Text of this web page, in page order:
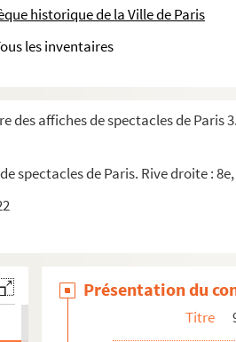
historique de la Ville de Paris
les inventaires
des affiches de spectacles de Paris
spectacles de Paris. Rive droite :
Présentation du
Titre